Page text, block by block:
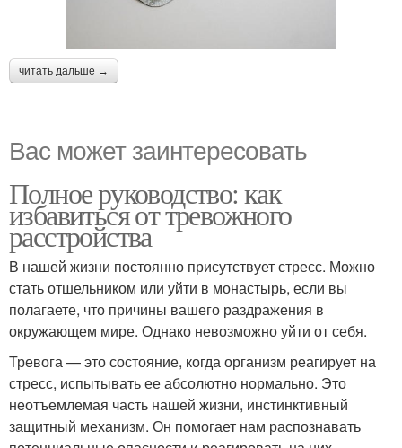
читать дальше →
Вас может заинтересовать
Полное руководство: как
избавиться от тревожного
расстройства
В нашей жизни постоянно присутствует стресс. Можно
стать отшельником или уйти в монастырь, если вы
полагаете, что причины вашего раздражения в
окружающем мире. Однако невозможно уйти от себя.
Тревога — это состояние, когда организм реагирует на
стресс, испытывать ее абсолютно нормально. Это
неотъемлемая часть нашей жизни, инстинктивный
защитный механизм. Он помогает нам распознавать